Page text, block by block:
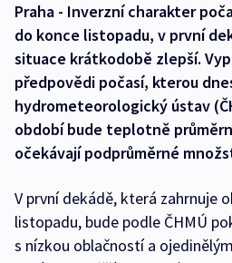
Praha - Inverzní charakter
do konce listopadu, v první
situace krátkodobě zlepší.
předpovědi počasí, kterou
hydrometeorologický ústav
období bude teplotně
očekávají podprůměrné
V první dekádě, která zahrnuje
listopadu, bude podle ČHMÚ
s nízkou oblačností a